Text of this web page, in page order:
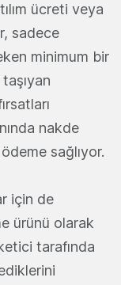
ücreti veya
sadece
minimum bir
nakde
sağlıyor.
için de
ürünü olarak
tarafında